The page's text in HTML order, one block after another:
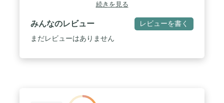
続きを見る
みんなのレビュー レビューを書く
まだレビューはありません